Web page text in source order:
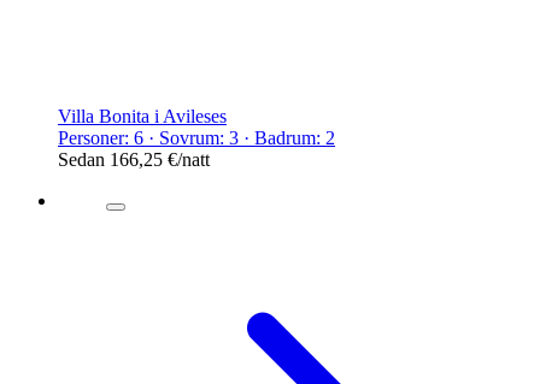
Villa Bonita i Avileses
Personer: 6 · Sovrum: 3 · Badrum: 2
Sedan 166,25 €/natt